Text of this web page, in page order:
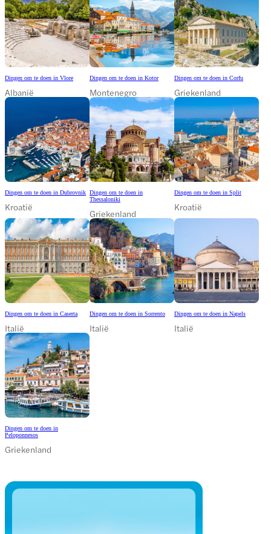
Dingen om te doen in Vlore
Albanië
Dingen om te doen in Kotor
Montenegro
Dingen om te doen in Corfu
Griekenland
Dingen om te doen in Dubrovnik
Kroatië
Dingen om te doen in
Thessaloniki
Griekenland
Dingen om te doen in Split
Kroatië
Dingen om te doen in Caserta
Italië
Dingen om te doen in Sorrento
Italië
Dingen om te doen in Napels
Italië
Dingen om te doen in
Peloponnesos
Griekenland